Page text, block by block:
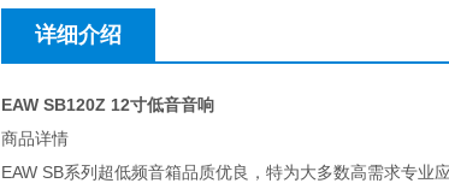
详细介绍
EAW SB120Z 12寸低音音响
商品详情
EAW SB系列超低频音箱品质优良，特为大多数高需求专